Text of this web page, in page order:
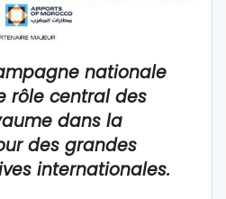
nationale
rôle central des
dans la
des grandes
internationales.